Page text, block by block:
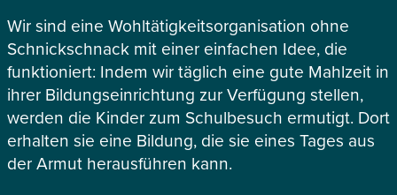
Wir sind eine Wohltätigkeitsorganisation ohne
Schnickschnack mit einer einfachen Idee, die
funktioniert: Indem wir täglich eine gute Mahlzeit in
ihrer Bildungseinrichtung zur Verfügung stellen,
werden die Kinder zum Schulbesuch ermutigt. Dort
erhalten sie eine Bildung, die sie eines Tages aus
der Armut herausführen kann.